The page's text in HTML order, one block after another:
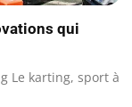
qui
Le karting, sport à